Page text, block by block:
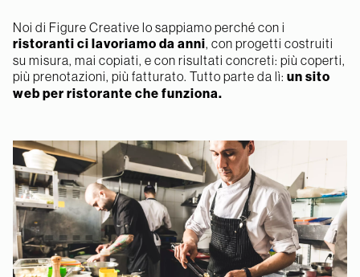
Noi di Figure Creative lo sappiamo perché con i
ristoranti ci lavoriamo da anni , con progetti costruiti
su misura, mai copiati, e con risultati concreti: più coperti,
più prenotazioni, più fatturato. Tutto parte da lì: un sito
web per ristorante che funziona.